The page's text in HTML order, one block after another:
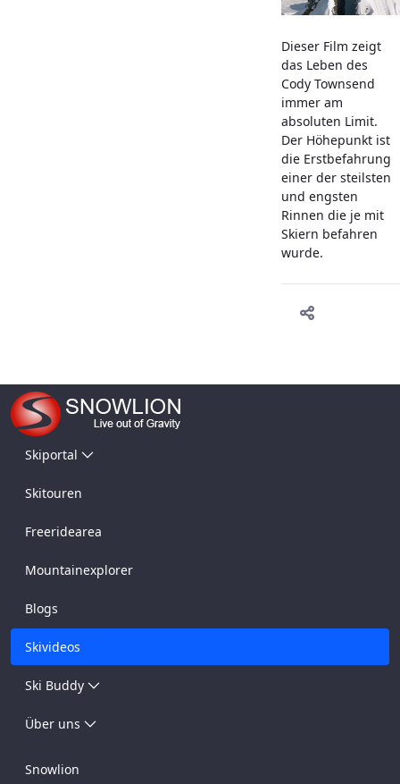
Dieser Film zeigt
das Leben des
Cody Townsend
immer am
absoluten Limit.
Der Höhepunkt ist
die Erstbefahrung
einer der steilsten
und engsten
Rinnen die je mit
Skiern befahren
wurde.
Skiportal
Skitouren
Freeridearea
Mountainexplorer
Blogs
Skivideos
Ski Buddy
Über uns
Snowlion